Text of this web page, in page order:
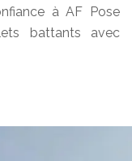
à AF Pose
battants avec